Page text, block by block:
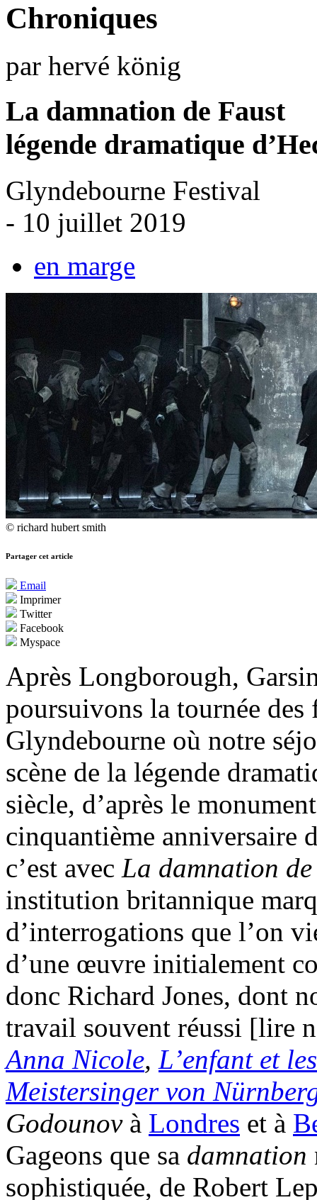
Chroniques
par hervé könig
La damnation de Faust
légende dramatique
Glyndebourne Festival
- 10 juillet 2019
en marge
© richard hubert smith
Partager cet article
Email
Imprimer
Twitter
Facebook
Myspace
Après Longborough,
poursuivons la tournée
Glyndebourne où notre
scène de la légende
siècle, d’après le
cinquantième anniversaire
c’est avec La damnation
institution britannique
d’interrogations que l’on
d’une œuvre initialement
donc Richard Jones, dont
travail souvent réussi [lire
Anna Nicole, L’enfant et
Meistersinger von
Godounov à Londres et à
Gageons que sa damnation
sophistiquée, de Robert